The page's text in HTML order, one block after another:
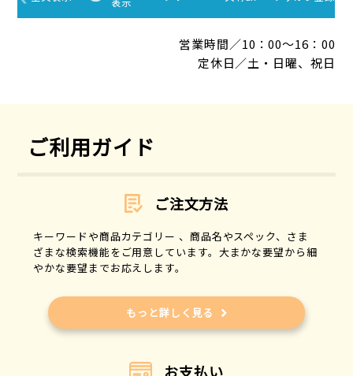
営業時間／10：00～16：00
定休日／土・日曜、祝日
ご利用ガイド
ご注文方法
キーワードや商品カテゴリー 、商品名やスペック、さま
ざまな検索機能をご用意しています。大まかな要望から細
やかな要望までお応えします。
もっと詳しく見る
お支払い